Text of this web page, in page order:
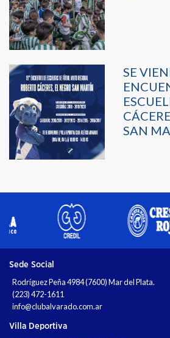
SE
SAN
Sede Social
Rodríguez Peña 4984 (7600) Mar del Plata.
(223) 472-1611
info@clubalvarado.com.ar
Villa Deportiva